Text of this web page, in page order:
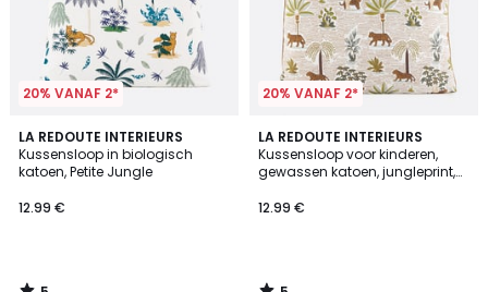
20% VANAF 2*
LA REDOUTE INTERIEURS
Kussensloop in biologisch
katoen, Petite Jungle
12.99 €
5
/
5
20% VANAF 2*
LA REDOUTE INTERIEURS
Kussensloop voor kinderen,
gewassen katoen, jungleprint,
12.99 €
5
/
5